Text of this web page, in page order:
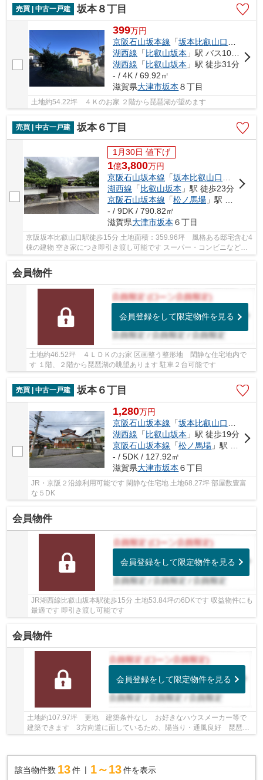
売買 | 中古一戸建 坂本８丁目
399万円
京阪石山坂本線 「坂本比叡山口
湖西線 「 比叡山坂本 」駅 バス10分 「西教寺」 停歩7分
湖西線 「 比叡山坂本 」駅 徒歩31分
- / 4K / 69.92㎡
滋賀県大津市坂本 ８丁目
土地約54.22坪 ４Ｋのお家 ２階から琵琶湖が望めます
売買 | 中古一戸建 坂本６丁目
1月30日 値下げ
1億3,800万円
京阪石山坂本線 「坂本比叡山口 」駅 徒歩
湖西線 「 比叡山坂本 」駅 徒歩23分
京阪石山坂本線 「松ノ馬場 」駅 徒歩21分
- / 9DK / 790.82㎡
滋賀県大津市坂本 ６丁目
京阪坂本比叡山口駅徒歩15分 土地面積：359.96坪 風格ある邸宅含む4
棟の建物 空き家につき即引き渡し可能です スーパー・コンビニなど周
辺環境充実しています
会員物件
会員登録をして限定物件を見る
土地約46.52坪 ４ＬＤＫのお家 区画整う整形地 閑静な住宅地内で
す １階、２階から琵琶湖の眺望あります 駐車２台可能です
売買 | 中古一戸建 坂本６丁目
1,280万円
京阪石山坂本線 「坂本比叡山口 」駅 徒
湖西線 「 比叡山坂本 」駅 徒歩19分
京阪石山坂本線 「松ノ馬場 」駅 徒歩17分
- / 5DK / 127.92㎡
滋賀県大津市坂本 ６丁目
JR・京阪２沿線利用可能です 閑静な住宅地 土地68.27坪 部屋数豊富
な５DK
会員物件
会員登録をして限定物件を見る
JR湖西線比叡山坂本駅徒歩15分 土地53.84坪の6DKです 収益物件にも
最適です 即引き渡し可能です
会員物件
会員登録をして限定物件を見る
土地約107.97坪 更地 建築条件なし お好きなハウスメーカー等で
建築できます 3方向道に面しているため、陽当り・通風良好 琵琶湖
が望めます
該当物件数 13件 1～13 件を表示